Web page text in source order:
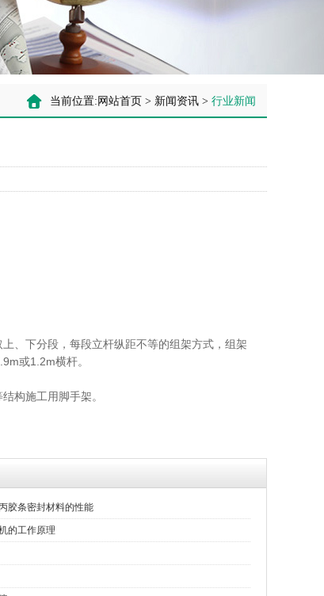
当前位置: 网站首页 > 新闻资讯 > 行业新闻
、下分段，每段立杆纵距不等的组架方式，组架
或1.2m横杆。
构施工用脚手架。
胶条密封材料的性能
的工作原理